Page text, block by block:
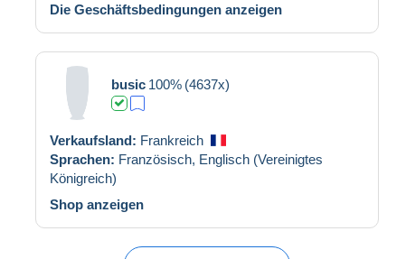
Die Geschäftsbedingungen anzeigen
busic 100% (4637x)
Verkaufsland: Frankreich
Sprachen: Französisch, Englisch (Vereinigtes
Königreich)
Shop anzeigen